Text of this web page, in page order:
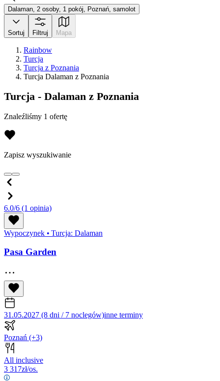
Dalaman, 2 osoby, 1 pokój, Poznań, samolot
Sortuj Filtruj Mapa
Rainbow
Turcja
Turcja z Poznania
Turcja Dalaman z Poznania
Turcja - Dalaman z Poznania
Znaleźliśmy 1 ofertę
Zapisz wyszukiwanie
6.0/6 (1 opinia)
Wypoczynek • Turcja: Dalaman
Pasa Garden
31.05.2027 (8 dni / 7 noclegów)inne terminy
Poznań (+3)
All inclusive
3 317zł/os.